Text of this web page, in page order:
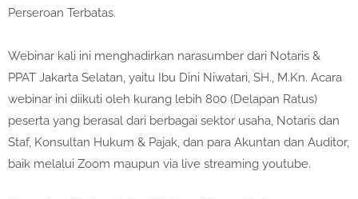
Perseroan Terbatas.
Webinar kali ini menghadirkan narasumber dari Notaris &
PPAT Jakarta Selatan, yaitu Ibu Dini Niwatari, SH., M.Kn. Acara
webinar ini diikuti oleh kurang lebih 800 (Delapan Ratus)
peserta yang berasal dari berbagai sektor usaha, Notaris dan
Staf, Konsultan Hukum & Pajak, dan para Akuntan dan Auditor,
baik melalui Zoom maupun via live streaming youtube.